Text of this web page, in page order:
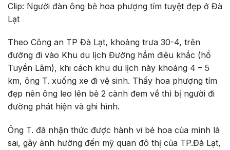
Clip: Người đàn ông bẻ hoa phượng tím tuyệt đẹp ở Đà
Lạt
Theo Công an TP Đà Lạt, khoảng trưa 30-4, trên
đường đi vào Khu du lịch Đường hầm điêu khắc (hồ
Tuyền Lâm), khi cách khu du lịch này khoảng 4 – 5
km, ông T. xuống xe đi vệ sinh. Thấy hoa phượng tím
đẹp nên ông leo lên bẻ 2 cành đem về thì bị người đi
đường phát hiện và ghi hình.
Ông T. đã nhận thức được hành vi bẻ hoa của mình là
sai, gây ảnh hưởng đến mỹ quan đô thị của TP.Đà Lạt,